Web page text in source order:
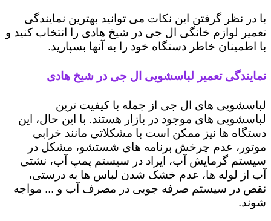
با در نظر گرفتن این نکات می توانید بهترین نمایندگی
تعمیر لوازم خانگی ال جی در شیخ هادی را انتخاب کنید و
با اطمینان خاطر دستگاه خود را به آنها بسپارید.
نمایندگی تعمیر لباسشویی ال جی در شیخ هادی
لباسشویی های ال جی از جمله با کیفیت ترین
لباسشویی های موجود در بازار هستند. با این حال، این
دستگاه ها نیز ممکن است با مشکلاتی مانند خرابی
موتور، عدم چرخش برنامه های شستشو، مشکل در
سیستم گرمایش آب، ایراد در سیستم پمپ آب، نشتی
آب از لوله ها، عدم خشک شدن لباس ها به درستی،
نقص در سیستم صرفه جویی در مصرف آب و ... مواجه
شوند.